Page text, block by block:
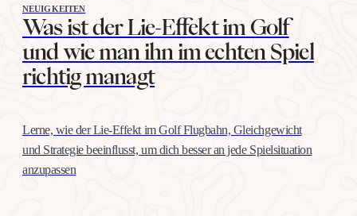
NEUIGKEITEN
Was ist der Lie-Effekt im Golf
und wie man ihn im echten Spiel
richtig managt
Lerne, wie der Lie-Effekt im Golf Flugbahn, Gleichgewicht
und Strategie beeinflusst, um dich besser an jede Spielsituation
anzupassen